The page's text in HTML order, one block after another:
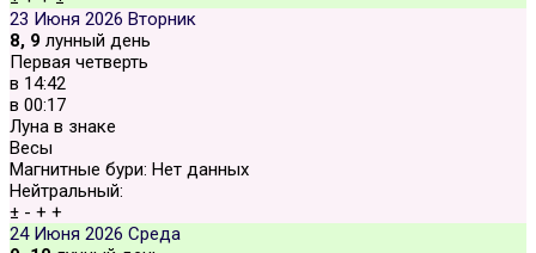
23 Июня 2026 Вторник
8, 9 лунный день
Первая четверть
в 14:42
в 00:17
Луна в знаке
Весы
Магнитные бури: Нет данных
Нейтральный:
± - + +
24 Июня 2026 Среда